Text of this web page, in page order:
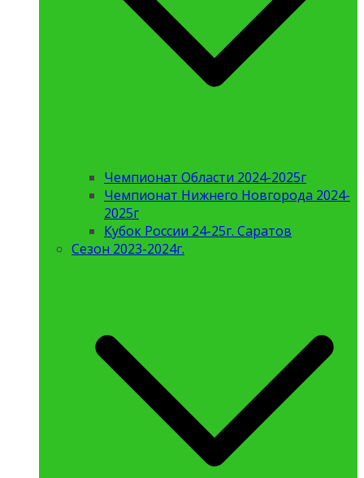
Чемпионат Области 2024-2025г
Чемпионат Нижнего Новгорода 2024-
2025г
Кубок России 24-25г. Саратов
Сезон 2023-2024г.